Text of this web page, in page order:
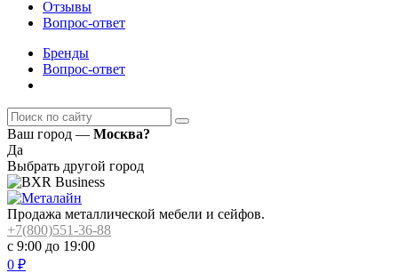
Отзывы
Вопрос-ответ
Бренды
Вопрос-ответ
Ваш город — Москва?
Да
Выбрать другой город
Продажа металлической мебели и сейфов.
+7(800)551-36-88
с 9:00 до 19:00
0 ₽